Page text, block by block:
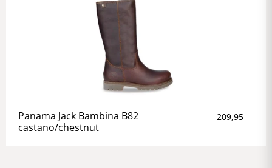
Panama Jack Bambina B82
castano/chestnut
209,95